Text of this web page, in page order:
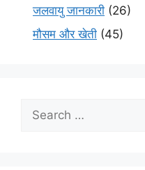
जलवायु जानकारी (26)
मौसम और खेती (45)